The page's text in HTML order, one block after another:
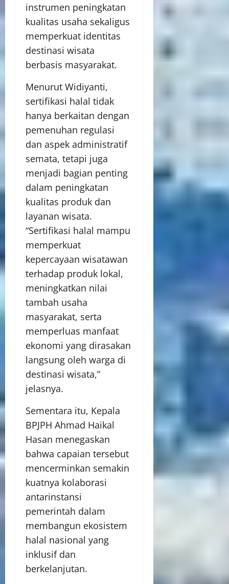
instrumen peningkatan
kualitas usaha sekaligus
memperkuat identitas
destinasi wisata
berbasis masyarakat.
Menurut Widiyanti,
sertifikasi halal tidak
hanya berkaitan dengan
pemenuhan regulasi
dan aspek administratif
semata, tetapi juga
menjadi bagian penting
dalam peningkatan
kualitas produk dan
layanan wisata.
“Sertifikasi halal mampu
memperkuat
kepercayaan wisatawan
terhadap produk lokal,
meningkatkan nilai
tambah usaha
masyarakat, serta
memperluas manfaat
ekonomi yang dirasakan
langsung oleh warga di
destinasi wisata,”
jelasnya.
Sementara itu, Kepala
BPJPH Ahmad Haikal
Hasan menegaskan
bahwa capaian tersebut
mencerminkan semakin
kuatnya kolaborasi
antarinstansi
pemerintah dalam
membangun ekosistem
halal nasional yang
inklusif dan
berkelanjutan.